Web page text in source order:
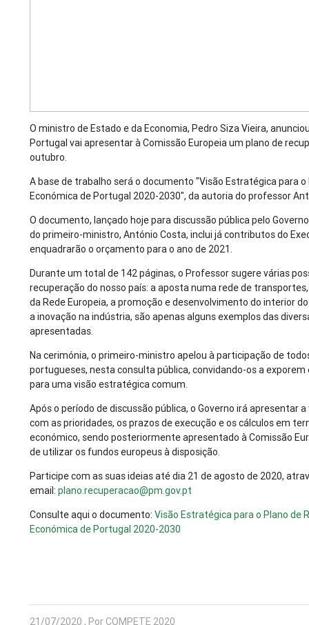
O ministro de Estado e da Economia, Pedro Siza Vieira,
Portugal vai apresentar à Comissão Europeia um plano de
outubro.
A base de trabalho será o documento "Visão Estratégica para
Económica de Portugal 2020-2030", da autoria do professor
O documento, lançado hoje para discussão pública pelo
do primeiro-ministro, António Costa, inclui já contributos do
enquadrarão o orçamento para o ano de 2021.
Durante um total de 142 páginas, o Professor sugere várias
recuperação do nosso país: a aposta numa rede de
da Rede Europeia, a promoção e desenvolvimento do interior
a inovação na indústria, são apenas alguns exemplos das
apresentadas.
Na cerimónia, o primeiro-ministro apelou à participação de
portugueses, nesta consulta pública, convidando-os a
para uma visão estratégica comum.
Após o período de discussão pública, o Governo irá apresentar
com as prioridades, os prazos de execução e os cálculos em
económico, sendo posteriormente apresentado à Comissão
de utilizar os fundos europeus à disposição.
Participe com as suas ideias até dia 21 de agosto de 2020,
email:plano.recuperacao@pm.gov.pt
Consulte aqui o documento:Visão Estratégica para o Plano de
Económica de Portugal 2020-2030
21/07/2020 , Por COMPETE 2020